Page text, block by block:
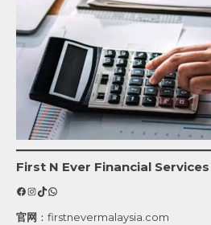
First N Ever Financial Services
Facebook
Instagram
TikTok
WhatsApp
官网 ：firstnevermalaysia.com